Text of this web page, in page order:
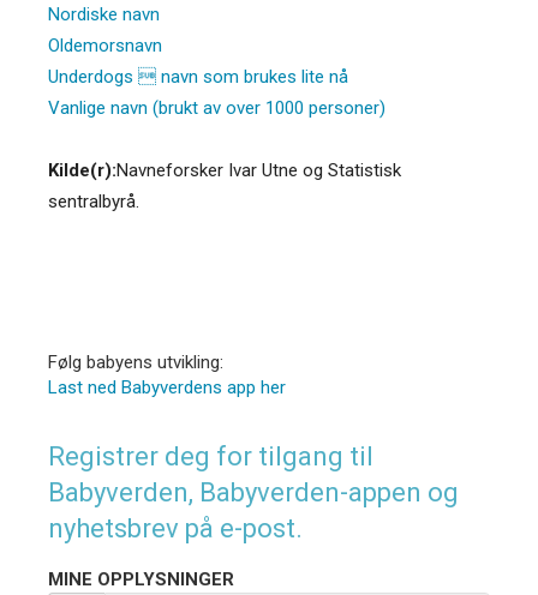
Nordiske navn
Oldemorsnavn
Underdogs  navn som brukes lite nå
Vanlige navn (brukt av over 1000 personer)
Kilde(r):Navneforsker Ivar Utne og Statistisk
sentralbyrå.
Følg babyens utvikling:
Last ned Babyverdens app her
Registrer deg for tilgang til
Babyverden, Babyverden-appen og
nyhetsbrev på e-post.
MINE OPPLYSNINGER